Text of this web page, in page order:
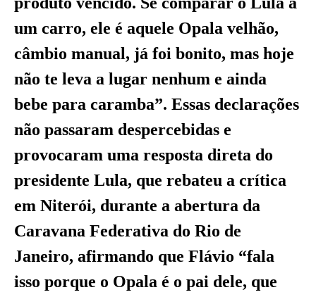
um carro, ele é aquele Opala velhão,
câmbio manual, já foi bonito, mas hoje
não te leva a lugar nenhum e ainda
bebe para caramba”. Essas declarações
não passaram despercebidas e
provocaram uma resposta direta do
presidente Lula, que rebateu a crítica
em Niterói, durante a abertura da
Caravana Federativa do Rio de
Janeiro, afirmando que Flávio “fala
isso porque o Opala é o pai dele, que